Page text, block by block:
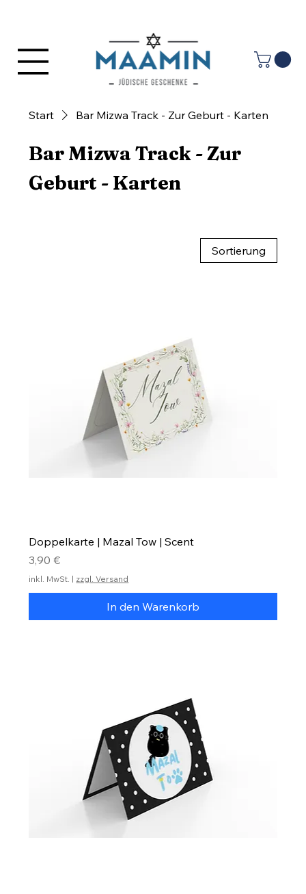
Start Bar Mizwa Track - Zur Geburt - Karten
Bar Mizwa Track - Zur
Geburt - Karten
Sortierung
Doppelkarte | Mazal Tow | Scent
Preis
3,90 €
inkl. MwSt. | zzgl. Versand
In den Warenkorb